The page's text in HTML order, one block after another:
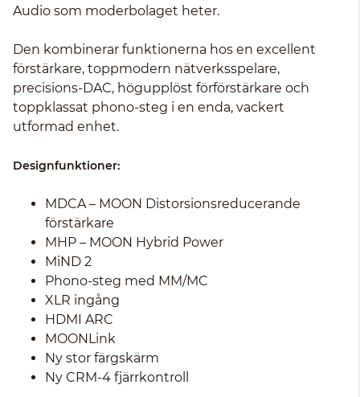
Audio som moderbolaget heter.
Den kombinerar funktionerna hos en excellent
förstärkare, toppmodern nätverksspelare,
precisions-DAC, högupplöst förförstärkare och
toppklassat phono-steg i en enda, vackert
utformad enhet.
Designfunktioner:
MDCA – MOON Distorsionsreducerande
förstärkare
MHP – MOON Hybrid Power
MiND 2
Phono-steg med MM/MC
XLR ingång
HDMI ARC
MOONLink
Ny stor färgskärm
Ny CRM-4 fjärrkontroll